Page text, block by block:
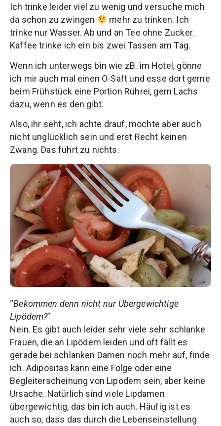
Ich trinke leider viel zu wenig und versuche mich
da schon zu zwingen
mehr zu trinken. Ich
trinke nur Wasser. Ab und an Tee ohne Zucker.
Kaffee trinke ich ein bis zwei Tassen am Tag.
Wenn ich unterwegs bin wie zB. im Hotel, gönne
ich mir auch mal einen O-Saft und esse dort gerne
beim Frühstück eine Portion Rührei, gern Lachs
dazu, wenn es den gibt.
Also, ihr seht, ich achte drauf, möchte aber auch
nicht unglücklich sein und erst Recht keinen
Zwang. Das führt zu nichts.
“Bekommen denn nicht nur Übergewichtige
Lipödem?”
Nein. Es gibt auch leider sehr viele sehr schlanke
Frauen, die an Lipödem leiden und oft fällt es
gerade bei schlanken Damen noch mehr auf, finde
ich. Adipositas kann eine Folge oder eine
Begleiterscheinung von Lipödem sein, aber keine
Ursache. Natürlich sind viele Lipdamen
übergewichtig, das bin ich auch. Häufig ist es
auch so, dass das durch die Lebenseinstellung